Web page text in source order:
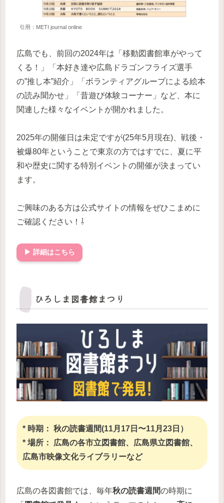
引用：METI journal online
広島でも、前回の2024年は「移動図書館車がやって
くる！」「本好き達や広島ドラゴンフライズ選手
の”推し本”紹介」「ボランティアグループによる絵本
の読み聞かせ」「昔遊び体験コーナー」など、本に
関連した様々なイベントが開かれました。
2025年の開催日は未定ですが(25年5月現在)、戦後・
被爆80年ということで東京の方ではすでに、夏に平
和や歴史に関する特別イベントの開催が決まってい
ます。
ご興味のある方は公式サイトの情報をぜひこまめに
ご確認ください！⇩
▶ 詳細はこちら
ひろしま図書館まつり
* 時期： 秋の読書週間(11月17日〜11月23日）
* 場所： 広島の各市立図書館、広島県立図書館、
広島市映像文化ライブラリーなど
広島の各図書館では、毎年秋の読書週間の時期に